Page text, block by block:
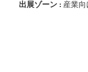
出展ゾーン : 産業